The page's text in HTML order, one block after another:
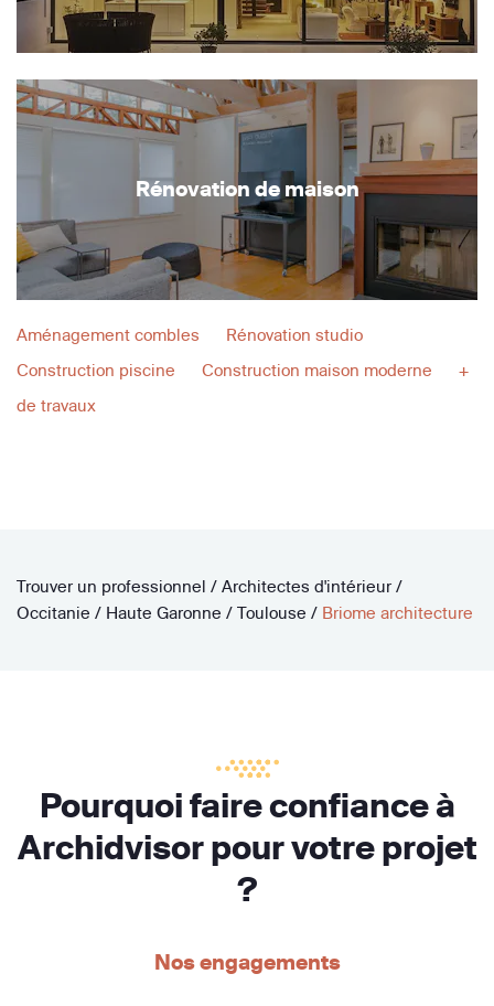
Rénovation de maison
Aménagement combles
Rénovation studio
Construction piscine
Construction maison moderne
+
de travaux
Trouver un professionnel / Architectes d'intérieur /
Occitanie / Haute Garonne / Toulouse / Briome architecture
Pourquoi faire confiance à
Archidvisor pour votre projet
?
Nos engagements